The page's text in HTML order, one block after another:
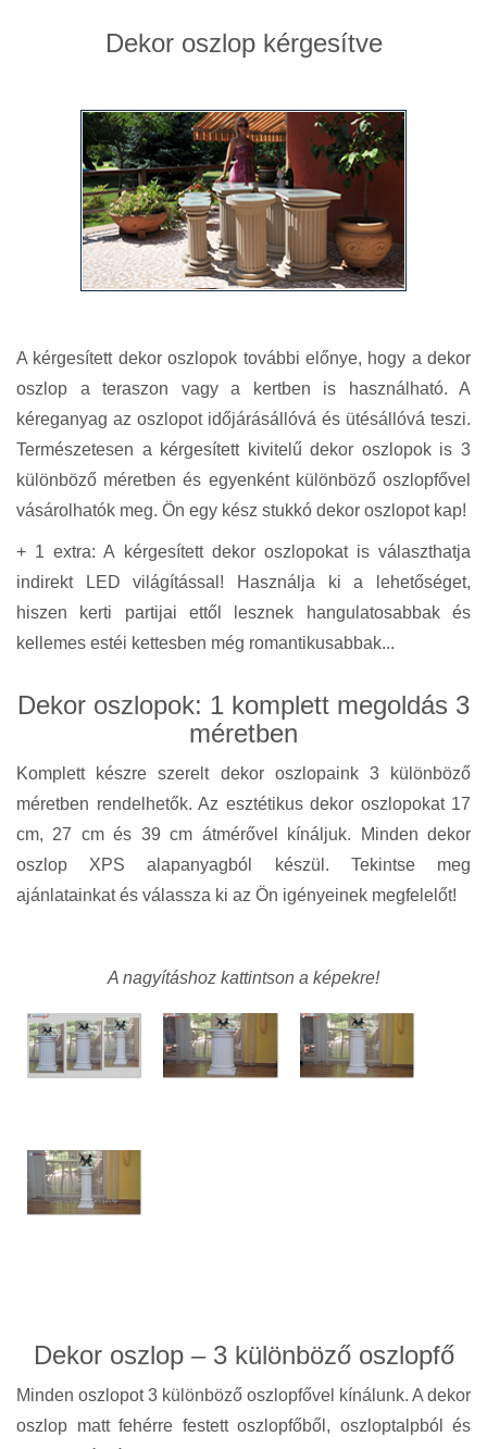
Dekor oszlop kérgesítve
A kérgesített dekor oszlopok további előnye, hogy a dekor
oszlop a teraszon vagy a kertben is használható. A
kéreganyag az oszlopot időjárásállóvá és ütésállóvá teszi.
Természetesen a kérgesített kivitelű dekor oszlopok is 3
különböző méretben és egyenként különböző oszlopfővel
vásárolhatók meg. Ön egy kész stukkó dekor oszlopot kap!
+ 1 extra: A kérgesített dekor oszlopokat is választhatja
indirekt LED világítással! Használja ki a lehetőséget,
hiszen kerti partijai ettől lesznek hangulatosabbak és
kellemes estéi kettesben még romantikusabbak...
Dekor oszlopok: 1 komplett megoldás 3
méretben
Komplett készre szerelt dekor oszlopaink 3 különböző
méretben rendelhetők. Az esztétikus dekor oszlopokat 17
cm, 27 cm és 39 cm átmérővel kínáljuk. Minden dekor
oszlop XPS alapanyagból készül. Tekintse meg
ajánlatainkat és válassza ki az Ön igényeinek megfelelőt!
A nagyításhoz kattintson a képekre!
Dekor oszlop – 3 különböző oszlopfő
Minden oszlopot 3 különböző oszlopfővel kínálunk. A dekor
oszlop matt fehérre festett oszlopfőből, oszloptalpból és